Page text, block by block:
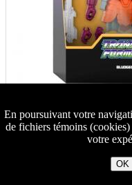
En poursuivant votre
de fichiers témoins
votre
OK